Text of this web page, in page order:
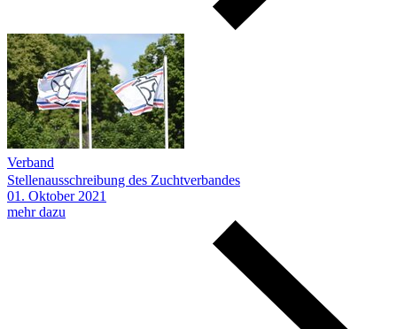
Verband
Stellenausschreibung des Zuchtverbandes
01. Oktober 2021
mehr dazu